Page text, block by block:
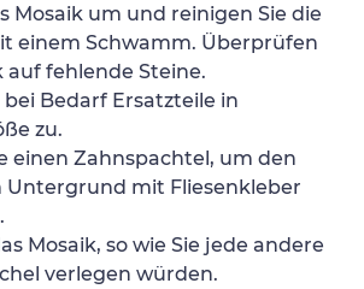
Mosaik um und reinigen Sie die
einem Schwamm. Überprüfen
auf fehlende Steine.
bei Bedarf Ersatzteile in
zu.
einen Zahnspachtel, um den
Untergrund mit Fliesenkleber
Mosaik, so wie Sie jede andere
verlegen würden.